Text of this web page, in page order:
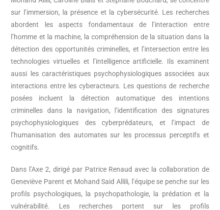
sur l’immersion, la présence et la cybersécurité. Les recherches
abordent les aspects fondamentaux de l’interaction entre
l’homme et la machine, la compréhension de la situation dans la
détection des opportunités criminelles, et l’intersection entre les
technologies virtuelles et l’intelligence artificielle. Ils examinent
aussi les caractéristiques psychophysiologiques associées aux
interactions entre les cyberacteurs. Les questions de recherche
posées incluent la détection automatique des intentions
criminelles dans la navigation, l’identification des signatures
psychophysiologiques des cyberprédateurs, et l’impact de
l’humanisation des automates sur les processus perceptifs et
cognitifs.
Dans l’Axe 2, dirigé par Patrice Renaud avec la collaboration de
Geneviève Parent et Mohand Said Allili, l’équipe se penche sur les
profils psychologiques, la psychopathologie, la prédation et la
vulnérabilité. Les recherches portent sur les profils